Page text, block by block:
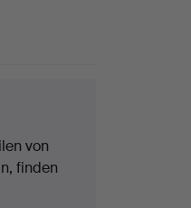
von
finden